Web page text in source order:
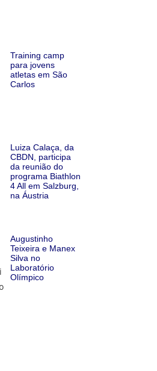
Training camp
para jovens
atletas em São
Carlos
Luiza Calaça, da
CBDN, participa
da reunião do
programa Biathlon
4 All em Salzburg,
na Áustria
Augustinho
Teixeira e Manex
Silva no
Laboratório
Olímpico